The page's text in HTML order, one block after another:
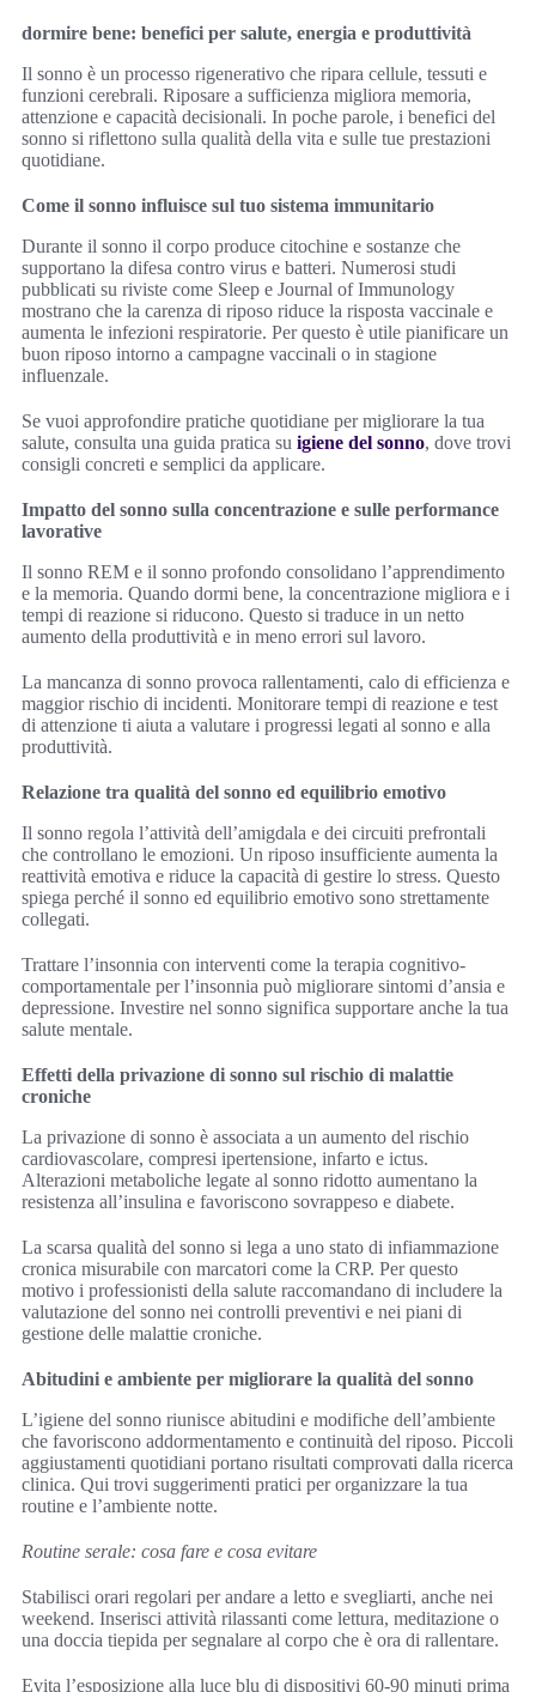
dormire bene: benefici per salute, energia e produttività
Il sonno è un processo rigenerativo che ripara cellule, tessuti e
funzioni cerebrali. Riposare a sufficienza migliora memoria,
attenzione e capacità decisionali. In poche parole, i benefici del
sonno si riflettono sulla qualità della vita e sulle tue prestazioni
quotidiane.
Come il sonno influisce sul tuo sistema immunitario
Durante il sonno il corpo produce citochine e sostanze che
supportano la difesa contro virus e batteri. Numerosi studi
pubblicati su riviste come Sleep e Journal of Immunology
mostrano che la carenza di riposo riduce la risposta vaccinale e
aumenta le infezioni respiratorie. Per questo è utile pianificare un
buon riposo intorno a campagne vaccinali o in stagione
influenzale.
Se vuoi approfondire pratiche quotidiane per migliorare la tua
salute, consulta una guida pratica su igiene del sonno, dove trovi
consigli concreti e semplici da applicare.
Impatto del sonno sulla concentrazione e sulle performance
lavorative
Il sonno REM e il sonno profondo consolidano l’apprendimento
e la memoria. Quando dormi bene, la concentrazione migliora e i
tempi di reazione si riducono. Questo si traduce in un netto
aumento della produttività e in meno errori sul lavoro.
La mancanza di sonno provoca rallentamenti, calo di efficienza e
maggior rischio di incidenti. Monitorare tempi di reazione e test
di attenzione ti aiuta a valutare i progressi legati al sonno e alla
produttività.
Relazione tra qualità del sonno ed equilibrio emotivo
Il sonno regola l’attività dell’amigdala e dei circuiti prefrontali
che controllano le emozioni. Un riposo insufficiente aumenta la
reattività emotiva e riduce la capacità di gestire lo stress. Questo
spiega perché il sonno ed equilibrio emotivo sono strettamente
collegati.
Trattare l’insonnia con interventi come la terapia cognitivo-
comportamentale per l’insonnia può migliorare sintomi d’ansia e
depressione. Investire nel sonno significa supportare anche la tua
salute mentale.
Effetti della privazione di sonno sul rischio di malattie
croniche
La privazione di sonno è associata a un aumento del rischio
cardiovascolare, compresi ipertensione, infarto e ictus.
Alterazioni metaboliche legate al sonno ridotto aumentano la
resistenza all’insulina e favoriscono sovrappeso e diabete.
La scarsa qualità del sonno si lega a uno stato di infiammazione
cronica misurabile con marcatori come la CRP. Per questo
motivo i professionisti della salute raccomandano di includere la
valutazione del sonno nei controlli preventivi e nei piani di
gestione delle malattie croniche.
Abitudini e ambiente per migliorare la qualità del sonno
L’igiene del sonno riunisce abitudini e modifiche dell’ambiente
che favoriscono addormentamento e continuità del riposo. Piccoli
aggiustamenti quotidiani portano risultati comprovati dalla ricerca
clinica. Qui trovi suggerimenti pratici per organizzare la tua
routine e l’ambiente notte.
Routine serale: cosa fare e cosa evitare
Stabilisci orari regolari per andare a letto e svegliarti, anche nei
weekend. Inserisci attività rilassanti come lettura, meditazione o
una doccia tiepida per segnalare al corpo che è ora di rallentare.
Evita l’esposizione alla luce blu di dispositivi 60-90 minuti prima